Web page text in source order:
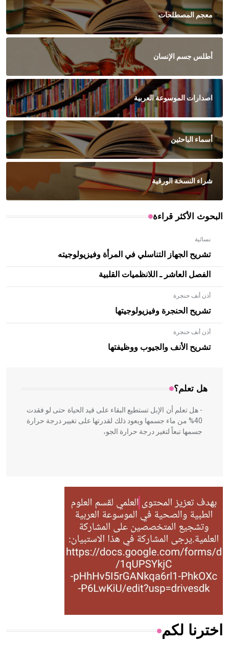
معجم المصطلحات
أطلس جسم الإنسان
اصدارات الموسوعة العربية
أسماء الباحثين
شراء النسخة الورقية
البحوث الأكثر قراءة
نسائية
تشريح الجهاز التناسلي في المرأة وفيزيولوجيته
الفصل العاشر ـ اللانظميات القلبية
أذن أنف حنجرة
تشريح الحنجرة وفيزيولوجيتها
أذن أنف حنجرة
تشريح الأنف والجيوب ووظيفتها
هل تعلم؟
- هل تعلم أن الأبلق نوع من الفنون الهندسية التي ارتبطت
بالعمارة الإسلامية في بلاد الشام ومصر خاصة، حيث يحرص
المعمار على بناء مداميكه وخاصة في الواجهات
- هل تعلم أن الإبل تستطيع البقاء على قيد الحياة حتى لو فقدت
40% من ماء جسمها ويعود ذلك لقدرتها على تغيير درجة حرارة
جسمها تبعاً لتغير درجة حرارة الجو،
- هل تعلم أن أبقراط كتب في الطب أربعة مؤلفات هي:
الحكم، الأدلة، تنظيم التغذية، ورسالته في جروح الرأس. ويعود
له الفضل بأنه حرر الطب من الدين والفلسفة.
- هل تعلم أن المرجان إفراز حيواني يتكون في البحر ويتركب
من مادة كربونات الكلسيوم، وهو أحمر أو شديد الحمرة وهو
أجود أنواعه، ويمتاز بكبر الحجم ويسمى الش
هل تعلم أن الأبسيد كلمة فرنسية اللفظ تم اعتمادها مصطلحاً
اخترنا لكم